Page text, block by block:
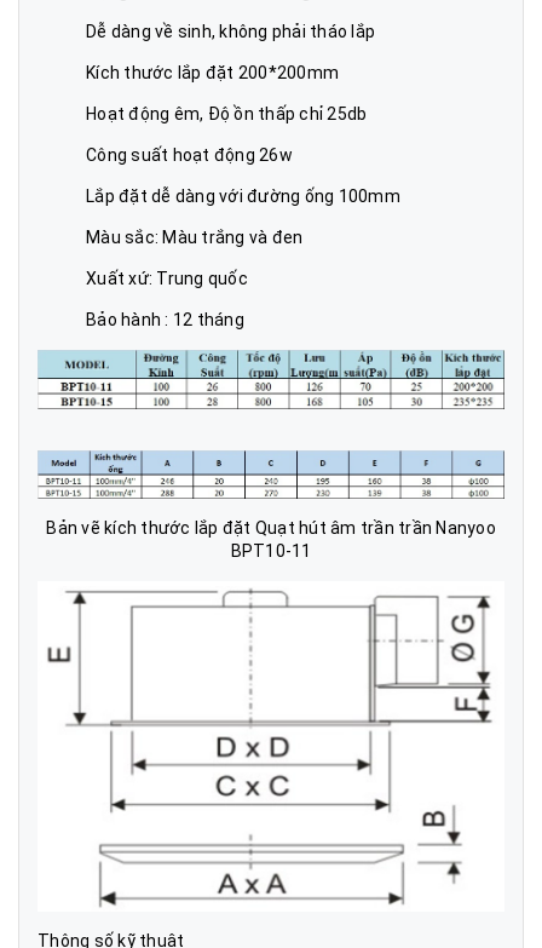
Dễ dàng về sinh, không phải tháo lắp
Kích thước lắp đặt 200*200mm
Hoạt động êm, Độ ồn thấp chỉ 25db
Công suất hoạt động 26w
Lắp đặt dễ dàng với đường ống 100mm
Màu sắc: Màu trắng và đen
Xuất xứ: Trung quốc
Bảo hành : 12 tháng
Bản vẽ kích thước lắp đặt Quạt hút âm trần trần Nanyoo
BPT10-11
Thông số kỹ thuật